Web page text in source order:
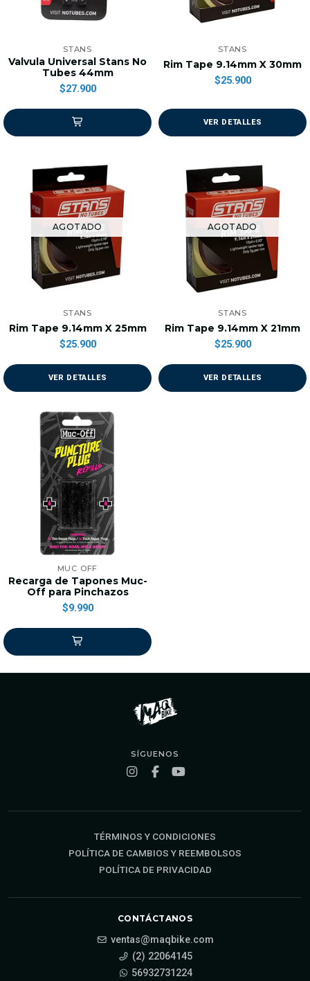
STANS
Valvula Universal Stans No
Tubes 44mm
$27.900
STANS
Rim Tape 9.14mm X 30mm
$25.900
VER DETALLES
AGOTADO
STANS
Rim Tape 9.14mm X 25mm
$25.900
VER DETALLES
AGOTADO
STANS
Rim Tape 9.14mm X 21mm
$25.900
VER DETALLES
MUC OFF
Recarga de Tapones Muc-
Off para Pinchazos
$9.990
SÍGUENOS
TÉRMINOS Y CONDICIONES
POLÍTICA DE CAMBIOS Y REEMBOLSOS
POLÍTICA DE PRIVACIDAD
CONTÁCTANOS
ventas@maqbike.com
(2) 22064145
56932731224